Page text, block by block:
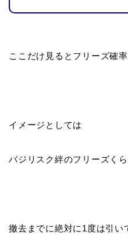
ここだけ見るとフリーズ確
イメージとしては
バジリスク絆のフリーズく
撤去までに絶対に1度は引い